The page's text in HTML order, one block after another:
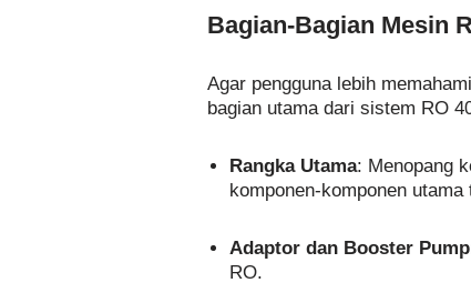
Bagian-Bagian Mesin
Agar pengguna lebih
bagian utama dari sistem RO
Rangka Utama: Menopang
komponen-komponen utama
Adaptor dan Booster Pump
RO.